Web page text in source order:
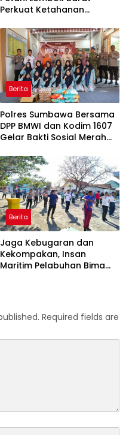
Perkuat Ketahanan
Berita
Polres Sumbawa Bersama
DPP BMWI dan Kodim 1607
Gelar Bakti Sosial Merah
Hidayatullah
Berita
Jaga Kebugaran dan
Kekompakan, Insan
Maritim Pelabuhan Bima
Required fields are